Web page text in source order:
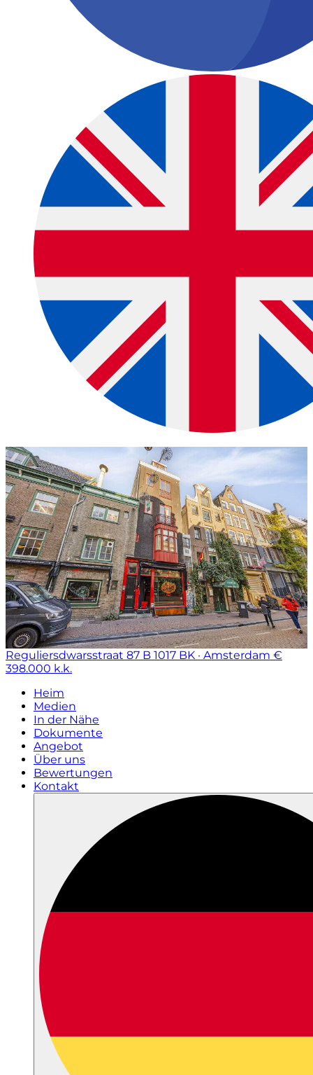
Reguliersdwarsstraat 87 B 1017 BK · Amsterdam €
398.000 k.k.
Heim
Medien
In der Nähe
Dokumente
Angebot
Über uns
Bewertungen
Kontakt